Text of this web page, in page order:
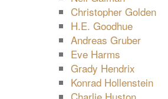
Christopher Golden
H.E. Goodhue
Andreas Gruber
Eve Harms
Grady Hendrix
Konrad Hollenstein